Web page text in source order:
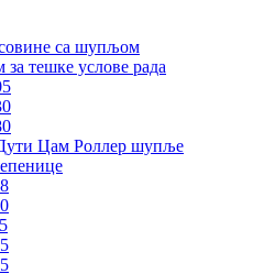
са шупљом
тешке услове рада
Цам Роллер шупље